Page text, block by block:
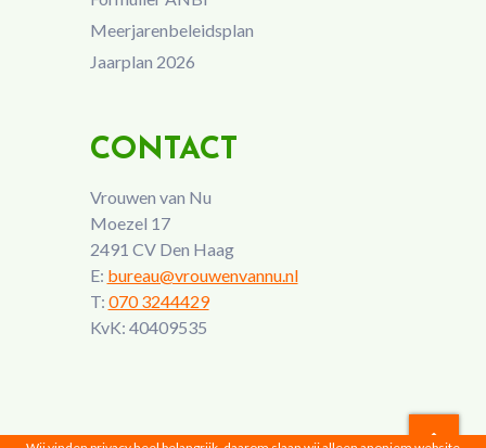
Meerjarenbeleidsplan
Jaarplan 2026
CONTACT
Vrouwen van Nu
Moezel 17
2491 CV Den Haag
E: bureau@vrouwenvannu.nl
T: 070 3244429
KvK: 40409535